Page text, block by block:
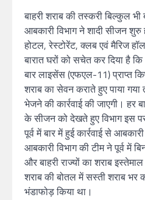
बाहरी शराब की तस्करी बिल्कुल भी
आबकारी विभाग ने शादी सीजन
होटल, रेस्टोरेंट, क्लब एवं मैरिज
बारात घरों को सचेत कर दिया है
बार लाइसेंस (एफएल-11) प्राप्त
शराब का सेवन कराते हुए पाया
भेजने की कार्रवाई की जाएगी। हर
के सीजन को देखते हुए विभाग इस
पूर्व में बार में हुई कार्रवाई से
आबकारी विभाग की टीम ने पूर्व में
और बाहरी राज्यों का शराब
शराब की बोतल में सस्ती शराब भर
भंडाफोड़ किया था।